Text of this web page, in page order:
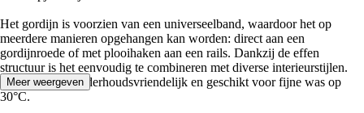
Het gordijn is voorzien van een universeelband, waardoor het op
meerdere manieren opgehangen kan worden: direct aan een
gordijnroede of met plooihaken aan een rails. Dankzij de effen
structuur is het eenvoudig te combineren met diverse interieurstijlen.
Het gordijn is onderhoudsvriendelijk en geschikt voor fijne was op
30°C.
Meer weergeven